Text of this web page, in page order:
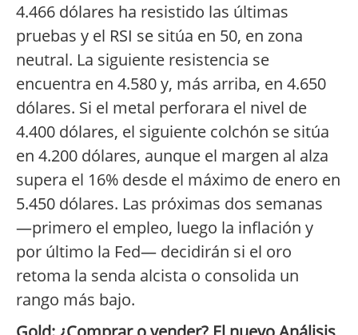
4.466 dólares ha resistido las últimas
pruebas y el RSI se sitúa en 50, en zona
neutral. La siguiente resistencia se
encuentra en 4.580 y, más arriba, en 4.650
dólares. Si el metal perforara el nivel de
4.400 dólares, el siguiente colchón se sitúa
en 4.200 dólares, aunque el margen al alza
supera el 16% desde el máximo de enero en
5.450 dólares. Las próximas dos semanas
—primero el empleo, luego la inflación y
por último la Fed— decidirán si el oro
retoma la senda alcista o consolida un
rango más bajo.